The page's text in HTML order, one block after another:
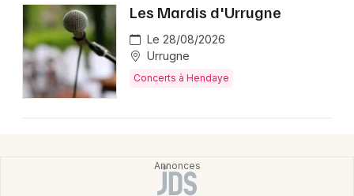
Les Mardis d'Urrugne
Le 28/08/2026
Urrugne
Concerts à Hendaye